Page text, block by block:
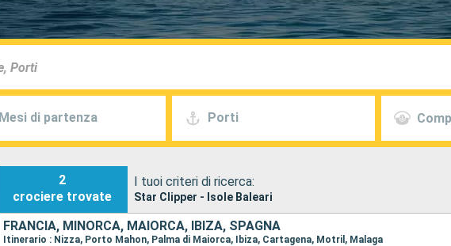
Mesi di partenza Porti
2
crociere trovate
I tuoi criteri di ricerca:
Star Clipper - Isole Baleari
FRANCIA, MINORCA, MAIORCA, IBIZA, SPAGNA
Itinerario : Nizza, Porto Mahon, Palma di Maiorca, Ibiza, Cartagena, Motril, Malaga